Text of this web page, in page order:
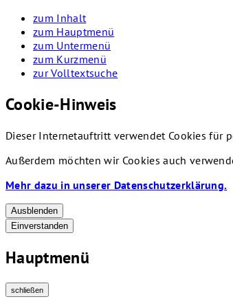
zum Inhalt
zum Hauptmenü
zum Untermenü
zum Kurzmenü
zur Volltextsuche
Cookie-Hinweis
Dieser Internetauftritt verwendet Cookies für
Außerdem möchten wir Cookies auch
Mehr dazu in unserer Datenschutzerklärung.
Ausblenden
Einverstanden
Hauptmenü
schließen